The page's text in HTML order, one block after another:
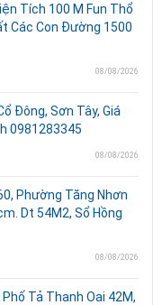
Tích 100 M Fun Thổ
Các Con Đường 1500
08/08/2026
Đông, Sơn Tây, Giá
0981283345
08/08/2026
Phường Tăng Nhơn
Dt 54M2, Sổ Hồng
08/08/2026
Tả Thanh Oai 42M,